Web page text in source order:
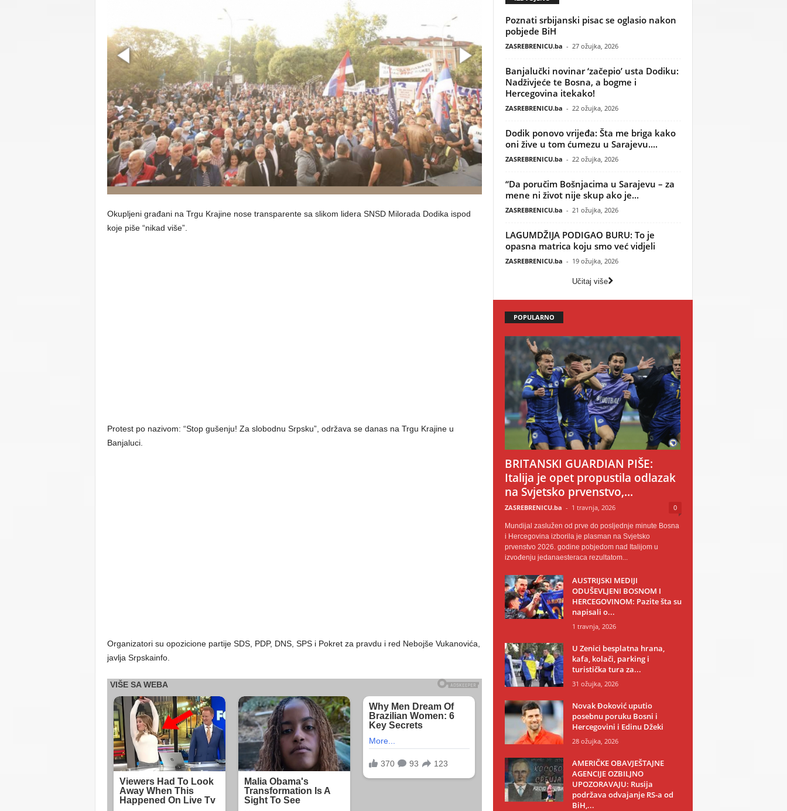
U
Okupljeni građani na Trgu Krajine nose transparente sa slikom lidera SNSD Milorada Dodika ispod
koje piše “nikad više”.
Protest po nazivom: “Stop gušenju! Za slobodnu Srpsku”, održava se danas na Trgu Krajine u
Banjaluci.
Organizatori su opozicione partije SDS, PDP, DNS, SPS i Pokret za pravdu i red Nebojše Vukanovića,
javlja Srpskainfo.
Poznati srbijanski pisac se oglasio nakon
pobjede BiH
ZASREBRENICU.ba - 27 ožujka, 2026
Banjalučki novinar ‘začepio’ usta Dodiku:
Nadživjeće te Bosna, a bogme i
Hercegovina itekako!
ZASREBRENICU.ba - 22 ožujka, 2026
Dodik ponovo vrijeđa: Šta me briga kako
oni žive u tom ćumezu u Sarajevu....
ZASREBRENICU.ba - 22 ožujka, 2026
“Da poručim Bošnjacima u Sarajevu – za
mene ni život nije skup ako je...
ZASREBRENICU.ba - 21 ožujka, 2026
LAGUMDŽIJA PODIGAO BURU: To je
opasna matrica koju smo već vidjeli
ZASREBRENICU.ba - 19 ožujka, 2026
Učitaj više
POPULARNO
BRITANSKI GUARDIAN PIŠE:
Italija je opet propustila odlazak
na Svjetsko prvenstvo,...
ZASREBRENICU.ba - 1 travnja, 2026 0
Mundijal zaslužen od prve do posljednje minute Bosna
i Hercegovina izborila je plasman na Svjetsko
prvenstvo 2026. godine pobjedom nad Italijom u
izvođenju jedanaesteraca rezultatom...
AUSTRIJSKI MEDIJI
ODUŠEVLJENI BOSNOM I
HERCEGOVINOM: Pazite šta su
napisali o...
1 travnja, 2026
U Zenici besplatna hrana,
kafa, kolači, parking i
turistička tura za...
31 ožujka, 2026
Novak Đoković uputio
posebnu poruku Bosni i
Hercegovini i Edinu Džeki
28 ožujka, 2026
AMERIČKE OBAVJEŠTAJNE
AGENCIJE OZBILJNO
UPOZORAVAJU: Rusija
podržava odvajanje RS-a od
BiH,...